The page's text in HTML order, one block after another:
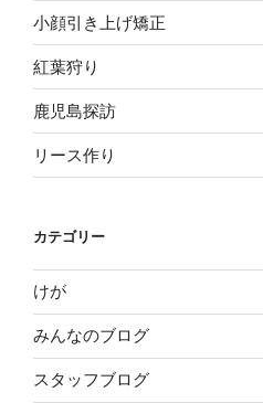
小顔引き上げ矯正
紅葉狩り
鹿児島探訪
リース作り
カテゴリー
けが
みんなのブログ
スタッフブログ